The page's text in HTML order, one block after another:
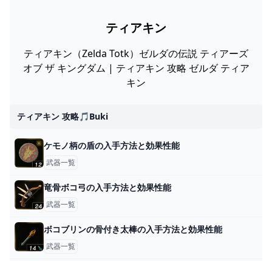
ティアキン
ティアキン（Zelda Totk）ゼルダの伝説 ティアーズ
オブ ザ キングダム | ティアキン 攻略 ゼルダ ティア
キン
ティアキン 攻略🎵buki
ケモノ柄の盾の入手方法と効果性能
武器一覧
竜骨ボコ弓の入手方法と効果性能
武器一覧
ボコブリンの骨付き太棒の入手方法と効果性能
武器一覧